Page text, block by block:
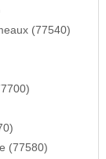
(77540)
(77580)